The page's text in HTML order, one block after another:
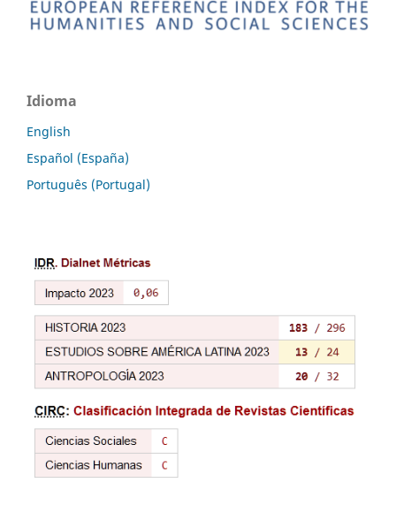
Idioma
English
Español (España)
Português (Portugal)